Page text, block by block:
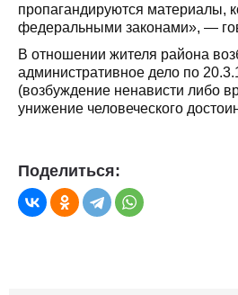
пропагандируются материалы,
федеральными законами», —
В отношении жителя района
административное дело по
(возбуждение ненависти либо
унижение человеческого
Поделиться: